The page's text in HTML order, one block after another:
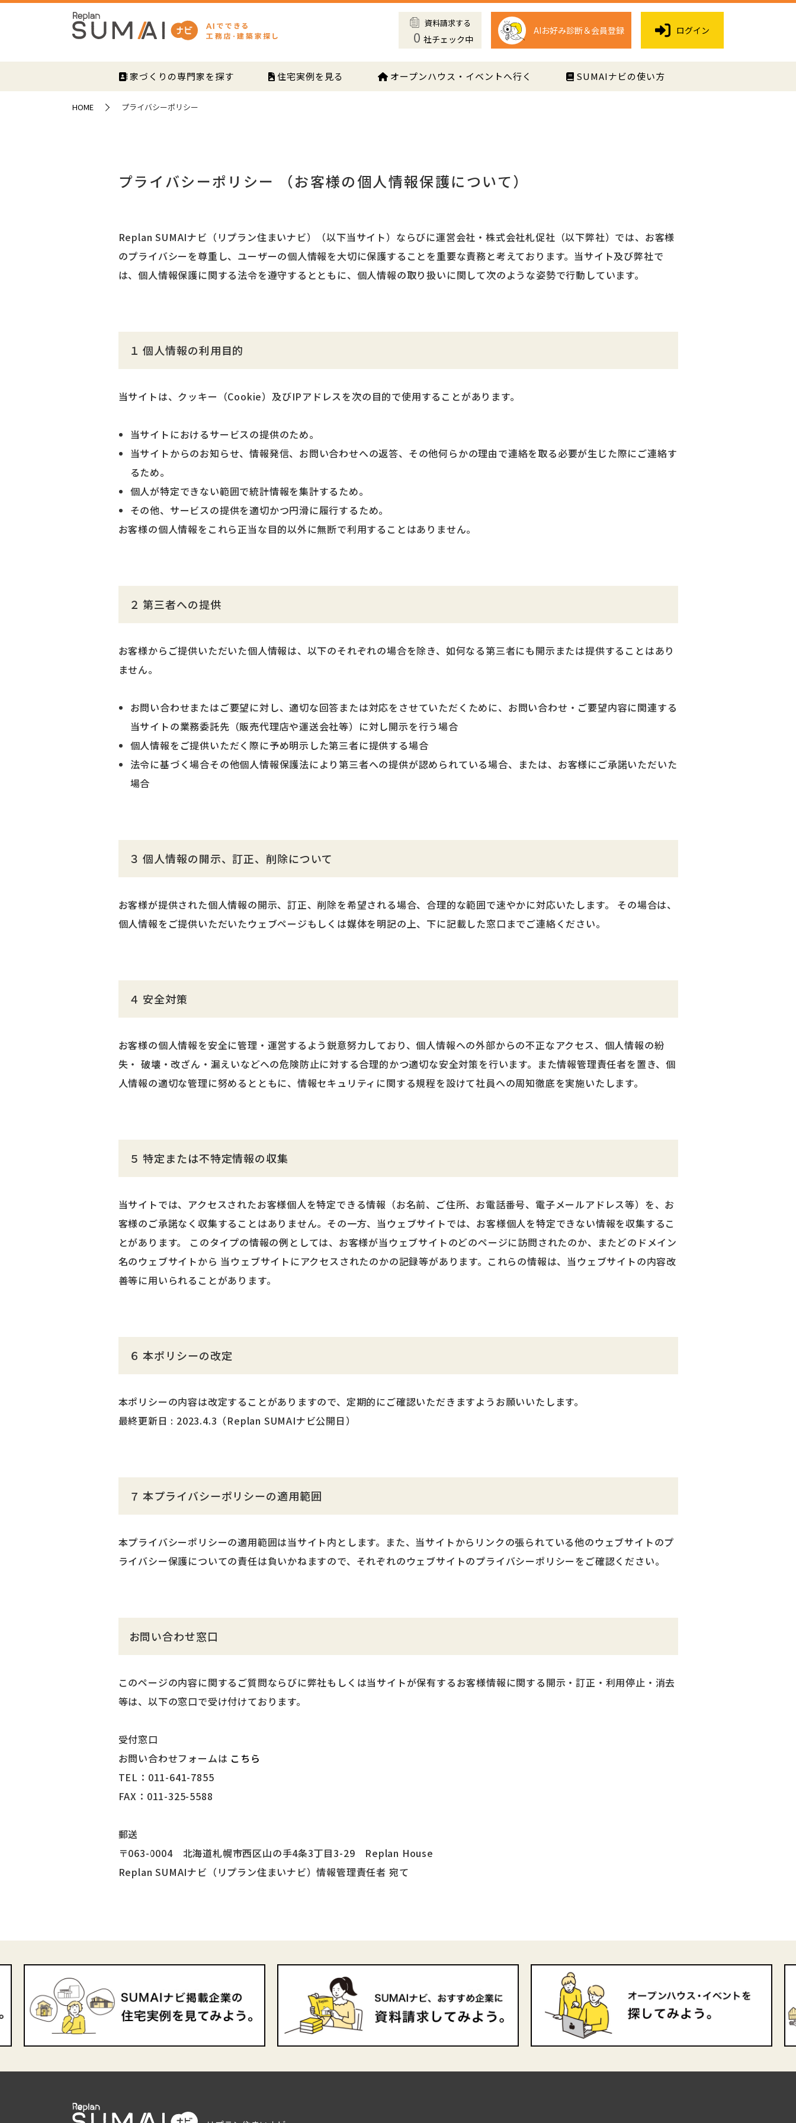
資料請求する
0 社チェック中
AIお好み診断＆会員登録 ログイン
家づくりの専門家を探す 住宅実例を見る オープンハウス・イベントへ行く SUMAIナビの使い方
HOME プライバシーポリシー
プライバシーポリシー （お客様の個人情報保護について）
Replan SUMAIナビ（リプラン住まいナビ）（以下当サイト）ならびに運営会社・株式会社札促社（以下弊社）では、お客様
のプライバシーを尊重し、ユーザーの個人情報を大切に保護することを重要な責務と考えております。当サイト及び弊社で
は、個人情報保護に関する法令を遵守するとともに、個人情報の取り扱いに関して次のような姿勢で行動しています。
１ 個人情報の利用目的
当サイトは、クッキー（Cookie）及びIPアドレスを次の目的で使用することがあります。
当サイトにおけるサービスの提供のため。
当サイトからのお知らせ、情報発信、お問い合わせへの返答、その他何らかの理由で連絡を取る必要が生じた際にご連絡す
るため。
個人が特定できない範囲で統計情報を集計するため。
その他、サービスの提供を適切かつ円滑に履行するため。
お客様の個人情報をこれら正当な目的以外に無断で利用することはありません。
２ 第三者への提供
お客様からご提供いただいた個人情報は、以下のそれぞれの場合を除き、如何なる第三者にも開示または提供することはあり
ません。
お問い合わせまたはご要望に対し、適切な回答または対応をさせていただくために、お問い合わせ・ご要望内容に関連する
当サイトの業務委託先（販売代理店や運送会社等）に対し開示を行う場合
個人情報をご提供いただく際に予め明示した第三者に提供する場合
法令に基づく場合その他個人情報保護法により第三者への提供が認められている場合、または、お客様にご承諾いただいた
場合
３ 個人情報の開示、訂正、削除について
お客様が提供された個人情報の開示、訂正、削除を希望される場合、合理的な範囲で速やかに対応いたします。 その場合は、
個人情報をご提供いただいたウェブページもしくは媒体を明記の上、下に記載した窓口までご連絡ください。
４ 安全対策
お客様の個人情報を安全に管理・運営するよう鋭意努力しており、個人情報への外部からの不正なアクセス、個人情報の紛
失・ 破壊・改ざん・漏えいなどへの危険防止に対する合理的かつ適切な安全対策を行います。また情報管理責任者を置き、個
人情報の適切な管理に努めるとともに、情報セキュリティに関する規程を設けて社員への周知徹底を実施いたします。
５ 特定または不特定情報の収集
当サイトでは、アクセスされたお客様個人を特定できる情報（お名前、ご住所、お電話番号、電子メールアドレス等）を、お
客様のご承諾なく収集することはありません。その一方、当ウェブサイトでは、お客様個人を特定できない情報を収集するこ
とがあります。 このタイプの情報の例としては、お客様が当ウェブサイトのどのページに訪問されたのか、またどのドメイン
名のウェブサイトから 当ウェブサイトにアクセスされたのかの記録等があります。これらの情報は、当ウェブサイトの内容改
善等に用いられることがあります。
６ 本ポリシーの改定
本ポリシーの内容は改定することがありますので、定期的にご確認いただきますようお願いいたします。
最終更新日 : 2023.4.3（Replan SUMAIナビ公開日）
７ 本プライバシーポリシーの適用範囲
本プライバシーポリシーの適用範囲は当サイト内とします。また、当サイトからリンクの張られている他のウェブサイトのプ
ライバシー保護についての責任は負いかねますので、それぞれのウェブサイトのプライバシーポリシーをご確認ください。
お問い合わせ窓口
このページの内容に関するご質問ならびに弊社もしくは当サイトが保有するお客様情報に関する開示・訂正・利用停止・消去
等は、以下の窓口で受け付けております。
受付窓口
お問い合わせフォームは こちら
TEL：011-641-7855
FAX：011-325-5588
郵送
〒063-0004 北海道札幌市西区山の手4条3丁目3-29 Replan House
Replan SUMAIナビ（リプラン住まいナビ）情報管理責任者 宛て